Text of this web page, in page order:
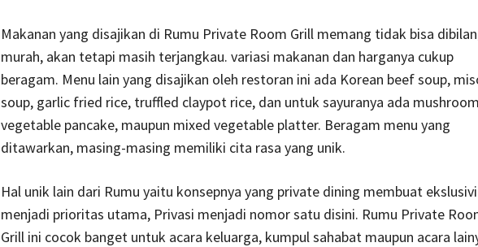
Makanan yang disajikan di Rumu Private Room Grill memang tidak bisa
murah, akan tetapi masih terjangkau. variasi makanan dan harganya cukup
beragam. Menu lain yang disajikan oleh restoran ini ada Korean beef soup,
soup, garlic fried rice, truffled claypot rice, dan untuk sayuranya ada
vegetable pancake, maupun mixed vegetable platter. Beragam menu yang
ditawarkan, masing-masing memiliki cita rasa yang unik.
Hal unik lain dari Rumu yaitu konsepnya yang private dining membuat
menjadi prioritas utama, Privasi menjadi nomor satu disini. Rumu Private
Grill ini cocok banget untuk acara keluarga, kumpul sahabat maupun acara